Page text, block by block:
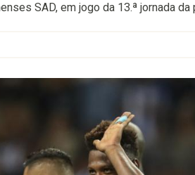
SAD, em jogo da 13.ª jornada da